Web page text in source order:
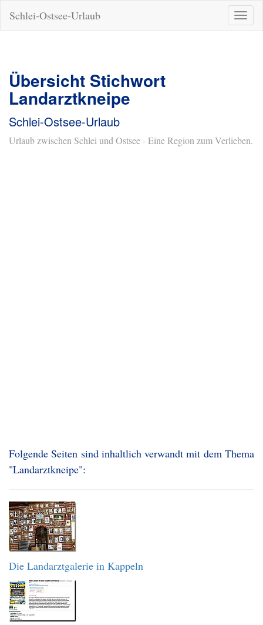
ein-/
Schlei-Ostsee-Urlaub
Übersicht Stichwort
Landarztkneipe
Schlei-Ostsee-Urlaub
Urlaub zwischen Schlei und Ostsee - Eine Region zum Verlieben.
Folgende Seiten sind inhaltlich verwandt mit dem Thema
"Landarztkneipe":
Die Landarztgalerie in Kappeln